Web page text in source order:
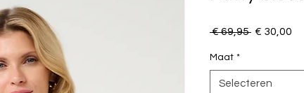
€ 69,95 Normale
€ 30,00
Maat *
Selecteren